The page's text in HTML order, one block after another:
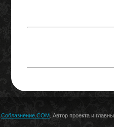
Соблазнение.COM . Автор проекта и